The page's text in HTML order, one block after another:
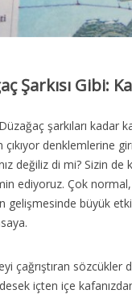
Şarkısı Gibi:
şarkıları kadar
çıkıyor denklemlerine
değiliz di mi? Sizin de
ediyoruz. Çok normal,
gelişmesinde büyük
çağrıştıran
içten içe